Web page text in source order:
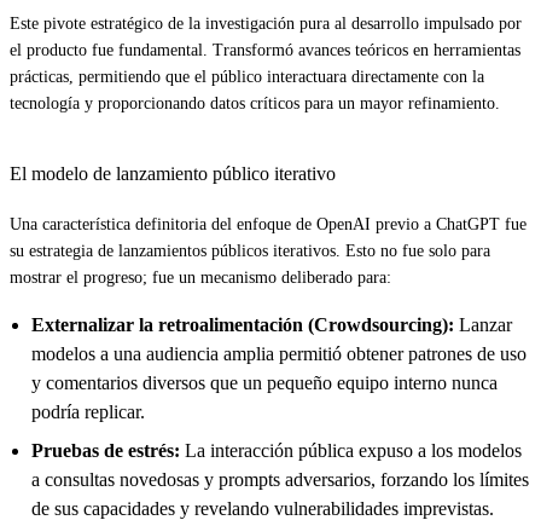
Este pivote estratégico de la investigación pura al desarrollo impulsado por
el producto fue fundamental. Transformó avances teóricos en herramientas
prácticas, permitiendo que el público interactuara directamente con la
tecnología y proporcionando datos críticos para un mayor refinamiento.
El modelo de lanzamiento público iterativo
Una característica definitoria del enfoque de OpenAI previo a ChatGPT fue
su estrategia de lanzamientos públicos iterativos. Esto no fue solo para
mostrar el progreso; fue un mecanismo deliberado para:
Externalizar la retroalimentación (Crowdsourcing): Lanzar
modelos a una audiencia amplia permitió obtener patrones de uso
y comentarios diversos que un pequeño equipo interno nunca
podría replicar.
Pruebas de estrés: La interacción pública expuso a los modelos
a consultas novedosas y prompts adversarios, forzando los límites
de sus capacidades y revelando vulnerabilidades imprevistas.